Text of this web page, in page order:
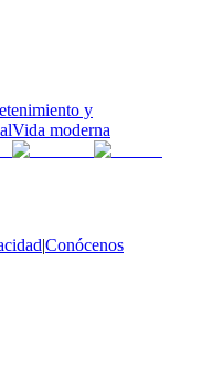
y
Vida moderna
|Conócenos